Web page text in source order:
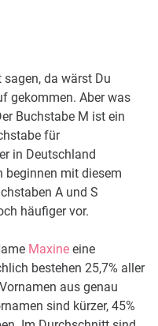
da wärst Du
gekommen. Aber was
Buchstabe M ist ein
für
in Deutschland
beginnen mit diesem
A und S
häufiger vor.
Maxine eine
bestehen 25,7% aller
aus genau
sind kürzer, 45%